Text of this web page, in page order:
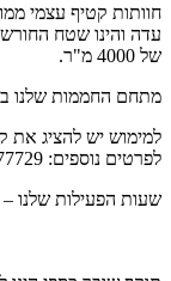
של 4000 מ"ר.
מתחם החממות שלנו
לפרטים נוספים: 055-9277729.
שעות הפעילות שלנו – ימים